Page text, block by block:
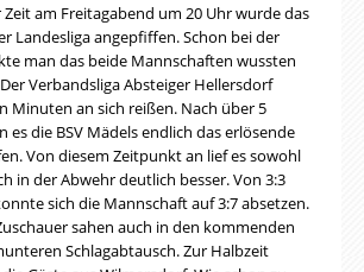
Zeitam Freitagabend um 20 Uhrwurde das
Landesliga angepfiffen. Schon bei der
man das beide Mannschaften wussten
Verbandsliga Absteiger Hellersdorf
Minuten an sich reißen. Nach über 5
es die BSV Mädels endlich das erlösende
Von diesem Zeitpunkt an lief es sowohl
in der Abwehr deutlich besser. Von 3:3
sich die Mannschaft auf 3:7 absetzen.
sahen auch in den kommenden
Schlagabtausch. Zur Halbzeit